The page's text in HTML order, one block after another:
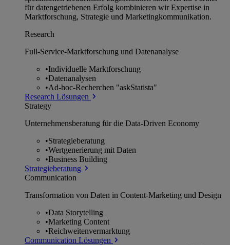
für datengetriebenen Erfolg kombinieren wir Expertise in
Marktforschung, Strategie und Marketingkommunikation.
Research
Full-Service-Marktforschung und Datenanalyse
•Individuelle Marktforschung
•Datenanalysen
•Ad-hoc-Recherchen "askStatista"
Research Lösungen
Strategy
Unternehmens­beratung für die Data-Driven Economy
•Strategieberatung
•Wertgenerierung mit Daten
•Business Building
Strategieberatung
Communication
Transformation von Daten in Content-Marketing und Design
•Data Storytelling
•Marketing Content
•Reichweitenvermarktung
Communication Lösungen